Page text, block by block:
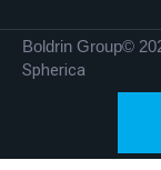
Boldrin Group©
Spherica